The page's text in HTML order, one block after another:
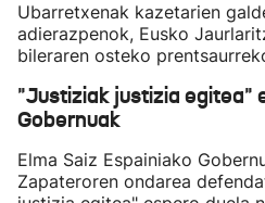
Ubarretxenak kazetarien
adierazpenok, Eusko
bileraren osteko
"Justiziak justizia egitea"
Gobernuak
Elma Saiz Espainiako
Zapateroren ondarea